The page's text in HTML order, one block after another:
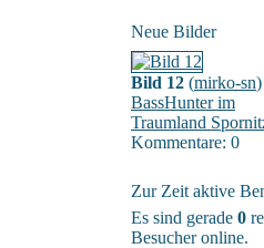
Neue Bilder
Bild 12 (mirko-sn)
BassHunter im
Traumland
Kommentare: 0
Zur Zeit aktive
Es sind gerade 0
Besucher online.